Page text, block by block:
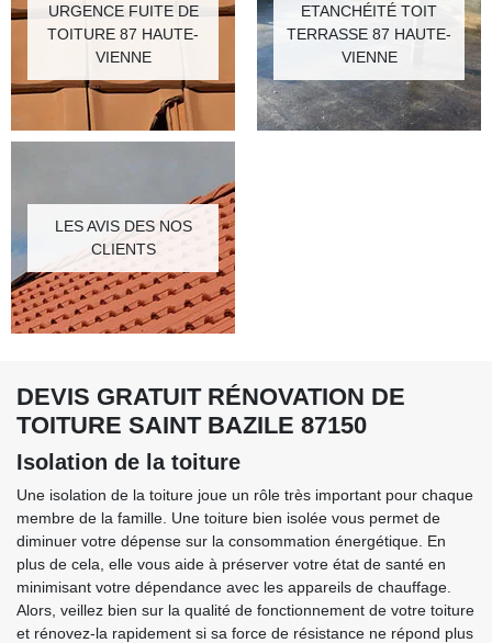
URGENCE FUITE DE
TOITURE 87 HAUTE-
VIENNE
ETANCHÉITÉ TOIT
TERRASSE 87 HAUTE-
VIENNE
LES AVIS DES NOS
CLIENTS
DEVIS GRATUIT RÉNOVATION DE
TOITURE SAINT BAZILE 87150
Isolation de la toiture
Une isolation de la toiture joue un rôle très important pour chaque
membre de la famille. Une toiture bien isolée vous permet de
diminuer votre dépense sur la consommation énergétique. En
plus de cela, elle vous aide à préserver votre état de santé en
minimisant votre dépendance avec les appareils de chauffage.
Alors, veillez bien sur la qualité de fonctionnement de votre toiture
et rénovez-la rapidement si sa force de résistance ne répond plus